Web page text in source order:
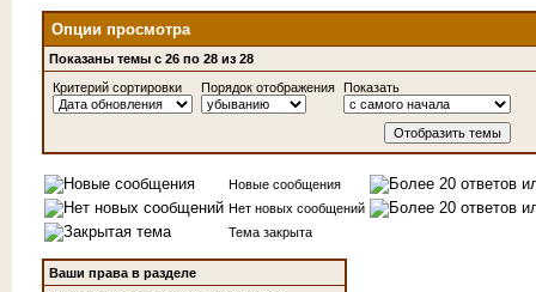
Опции просмотра
Показаны темы с 26 по 28 из 28
Критерий сортировки
Порядок отображения Показать
Новые сообщения
Нет новых сообщений
Тема закрыта
Ваши права в разделе